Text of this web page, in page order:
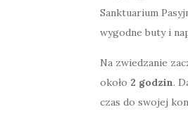
Sanktuarium
wygodne buty i
Na zwiedzanie
około 2 godzin.
czas do swojej